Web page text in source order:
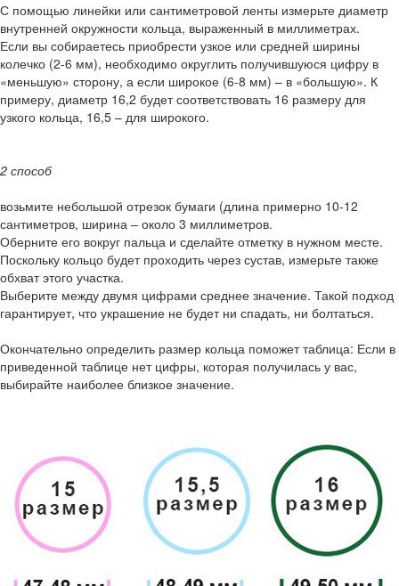
С помощью линейки или сантиметровой ленты измерьте диаметр
внутренней окружности кольца, выраженный в миллиметрах.
Если вы собираетесь приобрести узкое или средней ширины
колечко (2-6 мм), необходимо округлить получившуюся цифру в
«меньшую» сторону, а если широкое (6-8 мм) – в «большую». К
примеру, диаметр 16,2 будет соответствовать 16 размеру для
узкого кольца, 16,5 – для широкого.
2 способ
возьмите небольшой отрезок бумаги (длина примерно 10-12
сантиметров, ширина – около 3 миллиметров.
Оберните его вокруг пальца и сделайте отметку в нужном месте.
Поскольку кольцо будет проходить через сустав, измерьте также
обхват этого участка.
Выберите между двумя цифрами среднее значение. Такой подход
гарантирует, что украшение не будет ни спадать, ни болтаться.
Окончательно определить размер кольца поможет таблица: Если в
приведенной таблице нет цифры, которая получилась у вас,
выбирайте наиболее близкое значение.